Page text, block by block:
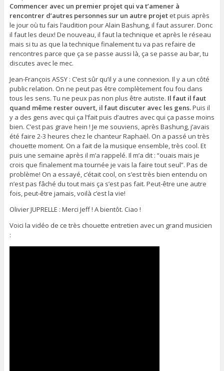
Commencer avec un premier projet qui va t’amener à
rencontrer d’autres personnes sur un autre projetet puis après
le jour où tu fais l’audition pour Alain Bashung, il faut assurer. Donc
il faut les deux! De nouveau, il faut la technique et après le réseau
mais si tu as que la technique finalement tu va pas refaire de
rencontres parce que ça se passe aussi là, ça se passe au bar, tu
discutes avec le mec.
Jean-François ASSY : C’est sûr qu’il y a une connexion. Il y a un côté
public relation. On ne peut pas être complètement fou fou dans
tous les sens. Tu ne peux pas non plus être autiste. Il faut il faut
quand même rester ouvert, il faut discuter avec les gens.Puis il
y a des gens avec qui ça l’fait puis d’autres avec qui ça passe moins
bien. C’est pas grave hein ! Je me souviens, après Bashung, j’avais
été faire 2-3 heures chez le chanteur Raphaël. On a passé un très
chouette moment. On a fait de la musique ensemble, très cool. Et
puis une semaine après il m’a rappelé. Il m’a dit : “ouais mais je
crois que finalement ma tournée je vais la faire tout seul”. Pas de
problème! On a essayé, c’était cool, on s’est très bien entendu on
n’est pas fâché du tout mais ça s’est pas fait. Peut-être une autre
fois, peut-être jamais, voilà c’est la vie!
Olivier JUPRELLE : Merci Jeff ! A bientôt. Ciao !
Voici la vidéo de ce très chouette entretien avec un grand musicien
: